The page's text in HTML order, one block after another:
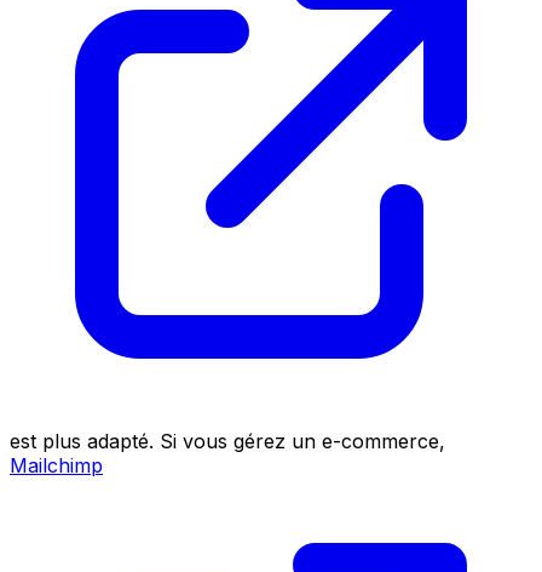
est plus adapté. Si vous gérez un e-commerce,
Mailchimp